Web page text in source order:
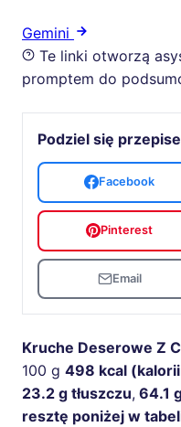
Gemini
Te linki otworzą
promptem do
Podziel się
Facebook
Pinterest
Email
Kruche Deserowe Z
100 g 498 kcal
23.2 g tłuszczu, 64.1
resztę poniżej w